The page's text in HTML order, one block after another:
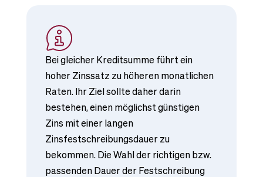
Bei gleicher Kreditsumme führt ein
hoher Zinssatz zu höheren monatlichen
Raten. Ihr Ziel sollte daher darin
bestehen, einen möglichst günstigen
Zins mit einer langen
Zinsfestschreibungsdauer zu
bekommen. Die Wahl der richtigen bzw.
passenden Dauer der Festschreibung